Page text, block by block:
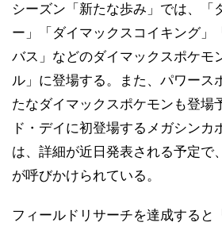
シーズン「新たな歩み」では、「
ー」「ダイマックスコイキング」
バス」などのダイマックスポケモ
ル」に登場する。また、パワース
たなダイマックスポケモンも登場
ド・デイに初登場するメガシンカ
は、詳細が近日発表される予定で
が呼びかけられている。
フィールドリサーチを達成すると